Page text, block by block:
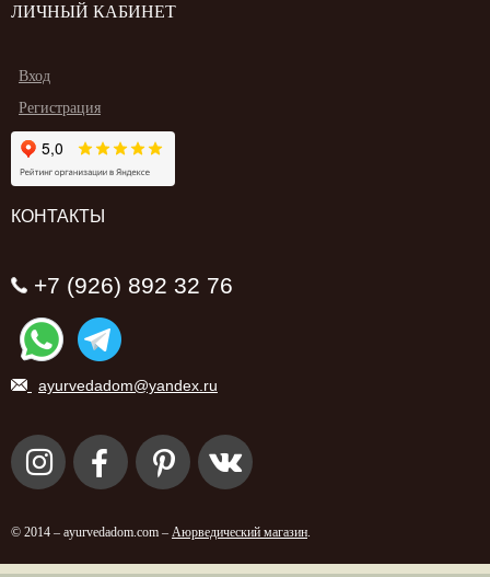
ЛИЧНЫЙ КАБИНЕТ
Вход
Регистрация
КОНТАКТЫ
+7 (926) 892 32 76
ayurvedadom@yandex.ru
© 2014 – ayurvedadom.com – Аюрведический магазин